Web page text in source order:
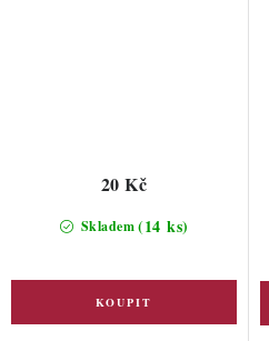
Skladem(14 ks)
20 Kč